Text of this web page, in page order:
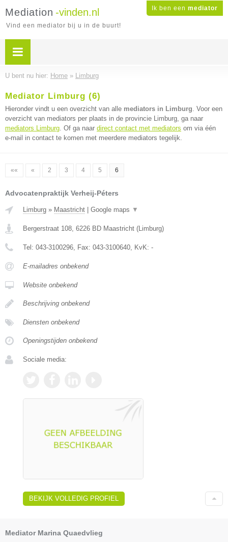
Ik ben een mediator
Mediation -vinden.nl
Vind een mediator bij u in de buurt!
U bent nu hier: Home » Limburg
Mediator Limburg (6)
Hieronder vindt u een overzicht van alle mediators in Limburg. Voor een
overzicht van mediators per plaats in de provincie Limburg, ga naar
mediators Limburg. Of ga naar direct contact met mediators om via één
e-mail in contact te komen met meerdere mediators tegelijk.
«« « 2 3 4 5 6
Advocatenpraktijk Verheij-Péters
Limburg » Maastricht Google maps ▼
Bergerstraat 108, 6226 BD Maastricht (Limburg)
Tel: 043-3100296, Fax: 043-3100640, KvK: -
E-mailadres onbekend
Website onbekend
Beschrijving onbekend
Diensten onbekend
Openingstijden onbekend
Sociale media:
BEKIJK VOLLEDIG PROFIEL
Mediator Marina Quaedvlieg